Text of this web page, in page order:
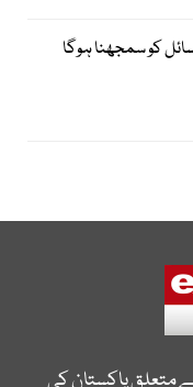
کو سمجھنا ہوگا
متعلق پاکستان کی